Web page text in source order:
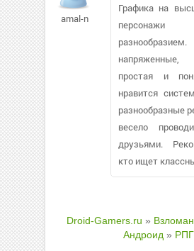
amal-n
Графика на
простая и
нравится
разнообразные
весело
друзьями.
кто ищет
Droid-Gamers.ru »
Андроид » РПГ